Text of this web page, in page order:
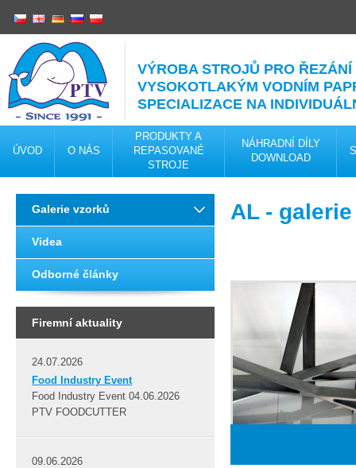
VÝROBA STROJŮ PRO ŘEZÁNÍ
VYSOKOTLAKÝM VODNÍM
SPECIALIZACE NA
ÚVOD O NÁS
PRODUKTY A
REPASOVANÉ
STROJE
NÁHRADNÍ DÍLY
DOWNLOAD
Galerie vzorků
Videa
Odborné články
Firemní aktuality
24.07.2026
Food Industry Event
Food Industry Event 04.06.2026
PTV FOODCUTTER
09.06.2026
AL -